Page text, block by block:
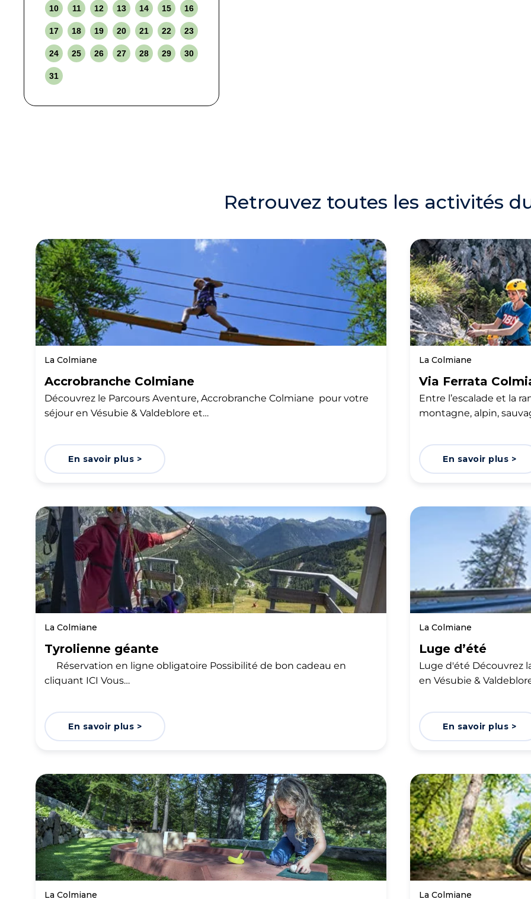
10 11 12 13 14 15 16
17 18 19 20 21 22 23
24 25 26 27 28 29 30
31
Retrouvez toutes les activités
La Colmiane
Accrobranche Colmiane
Découvrez le Parcours Aventure, Accrobranche Colmiane pour votre
séjour en Vésubie & Valdeblore et…
En savoir plus >
La Colmiane
Via Ferrata
Entre l’escalade et la
montagne, alpin,
En savoir plus >
La Colmiane
Tyrolienne géante
Réservation en ligne obligatoire Possibilité de bon cadeau en
cliquant ICI Vous…
En savoir plus >
La Colmiane
Luge d’été
Luge d'été Découvrez
en Vésubie &
En savoir plus >
La Colmiane La Colmiane